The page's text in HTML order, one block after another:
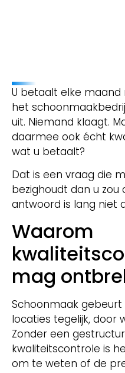
U betaalt elke
het
uit. Niemand klaagt.
daarmee ook écht
wat u betaalt?
Dat is een vraag die
bezighoudt dan u zou
antwoord is lang niet
Waarom
mag
Schoonmaak
locaties tegelijk, door
Zonder een
kwaliteitscontrole is
om te weten of de